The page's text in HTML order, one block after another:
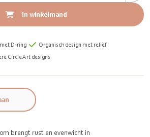
In winkelmand
D-ring
Organisch design met reliëf
Circle Art designs
brengt rust en evenwicht in